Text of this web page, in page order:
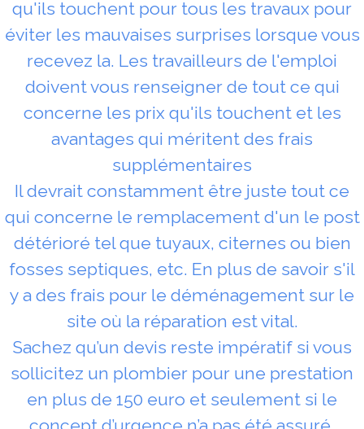
qu'ils touchent pour tous les travaux pour
éviter les mauvaises surprises lorsque vous
recevez la. Les travailleurs de l'emploi
doivent vous renseigner de tout ce qui
concerne les prix qu'ils touchent et les
avantages qui méritent des frais
supplémentaires
Il devrait constamment être juste tout ce
qui concerne le remplacement d'un le post
détérioré tel que tuyaux, citernes ou bien
fosses septiques, etc. En plus de savoir s'il
y a des frais pour le déménagement sur le
site où la réparation est vital.
Sachez qu’un devis reste impératif si vous
sollicitez un plombier pour une prestation
en plus de 150 euro et seulement si le